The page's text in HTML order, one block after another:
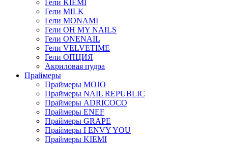
Гели KIEMI
Гели MILK
Гели MONAMI
Гели OH MY NAILS
Гели ONENAIL
Гели VELVETIME
Гели ОПЦИЯ
Акриловая пудра
Праймеры
Праймеры MOJO
Праймеры NAIL REPUBLIC
Праймеры ADRICOCO
Праймеры ENEF
Праймеры GRAPE
Праймеры I ENVY YOU
Праймеры KIEMI